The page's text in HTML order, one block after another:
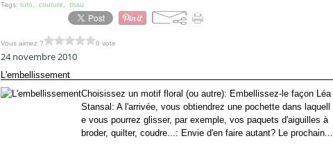
Tags: tuto couture tissu
Vous aimez ? 0 vote
24 novembre 2010
L'embellissement
Choisissez un motif floral (ou autre): Embellissez-le façon Léa
Stansal: A l'arrivée, vous obtiendrez une pochette dans laquell
e vous pourrez glisser, par exemple, vos paquets d'aiguilles à
broder, quilter, coudre...: Envie d'en faire autant? Le prochain...